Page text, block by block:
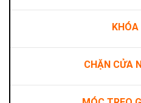
KHÓA
CHẶN CỬA